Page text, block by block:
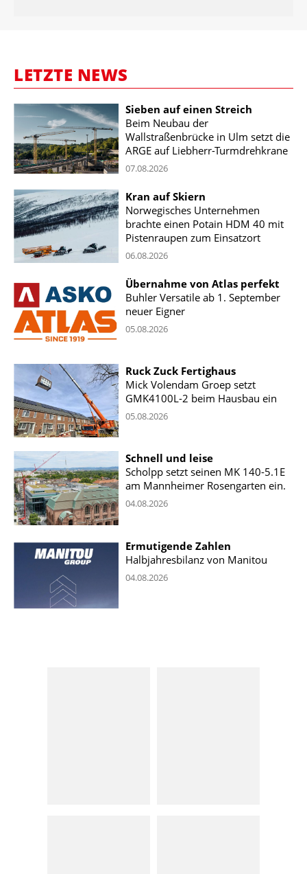
LETZTE NEWS
Sieben auf einen Streich
Beim Neubau der
Wallstraßenbrücke in Ulm setzt die
ARGE auf Liebherr-Turmdrehkrane
07.08.2026
Kran auf Skiern
Norwegisches Unternehmen
brachte einen Potain HDM 40 mit
Pistenraupen zum Einsatzort
06.08.2026
Übernahme von Atlas perfekt
Buhler Versatile ab 1. September
neuer Eigner
05.08.2026
Ruck Zuck Fertighaus
Mick Volendam Groep setzt
GMK4100L-2 beim Hausbau ein
05.08.2026
Schnell und leise
Scholpp setzt seinen MK 140-5.1E
am Mannheimer Rosengarten ein.
04.08.2026
Ermutigende Zahlen
Halbjahresbilanz von Manitou
04.08.2026